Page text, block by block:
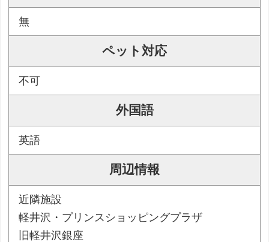
無
ペット対応
不可
外国語
英語
周辺情報
近隣施設
軽井沢・プリンスショッピングプラザ
旧軽井沢銀座